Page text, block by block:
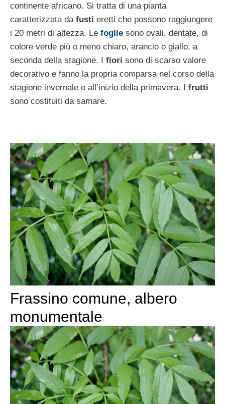
continente africano. Si tratta di una pianta
caratterizzata da fusti eretti che possono raggiungere
i 20 metri di altezza. Le foglie sono ovali, dentate, di
colore verde più o meno chiaro, arancio o giallo, a
seconda della stagione. I fiori sono di scarso valore
decorativo e fanno la propria comparsa nel corso della
stagione invernale o all’inizio della primavera. I frutti
sono costituiti da samare.
Frassino comune, albero
monumentale